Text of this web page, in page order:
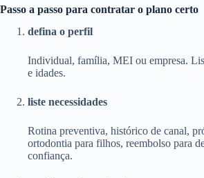
Passo a passo para contratar o plano certo
defina o perfil
Individual, família, MEI ou empresa.
e idades.
liste necessidades
Rotina preventiva, histórico de canal,
ortodontia para filhos, reembolso para
confiança.